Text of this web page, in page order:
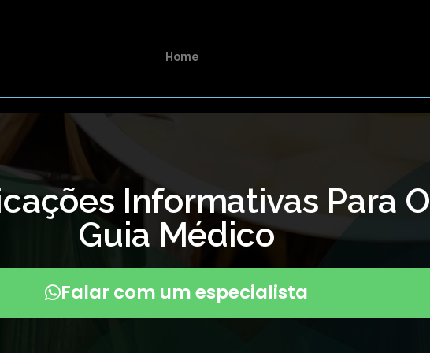
Home
Informativas Para O
Guia Médico
Falar com um especialista